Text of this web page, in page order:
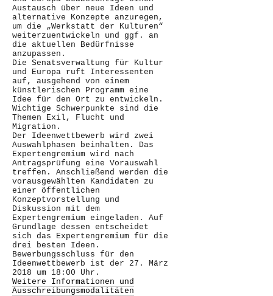
Austausch über neue Ideen und
alternative Konzepte anzuregen,
um die „Werkstatt der Kulturen“
weiterzuentwickeln und ggf. an
die aktuellen Bedürfnisse
anzupassen.
Die Senatsverwaltung für Kultur
und Europa ruft Interessenten
auf, ausgehend von einem
künstlerischen Programm eine
Idee für den Ort zu entwickeln.
Wichtige Schwerpunkte sind die
Themen Exil, Flucht und
Migration.
Der Ideenwettbewerb wird zwei
Auswahlphasen beinhalten. Das
Expertengremium wird nach
Antragsprüfung eine Vorauswahl
treffen. Anschließend werden die
vorausgewählten Kandidaten zu
einer öffentlichen
Konzeptvorstellung und
Diskussion mit dem
Expertengremium eingeladen. Auf
Grundlage dessen entscheidet
sich das Expertengremium für die
drei besten Ideen.
Bewerbungsschluss für den
Ideenwettbewerb ist der 27. März
2018 um 18:00 Uhr.
Weitere Informationen und
Ausschreibungsmodalitäten